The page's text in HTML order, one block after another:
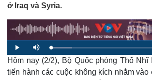
ở Iraq và Syria.
P
l
a
y
M
u
t
e
L
o
a
d
d
Hôm nay (2/2), Bộ Quốc phòng Thổ Nhĩ
tiến hành các cuộc không kích nhằm vào